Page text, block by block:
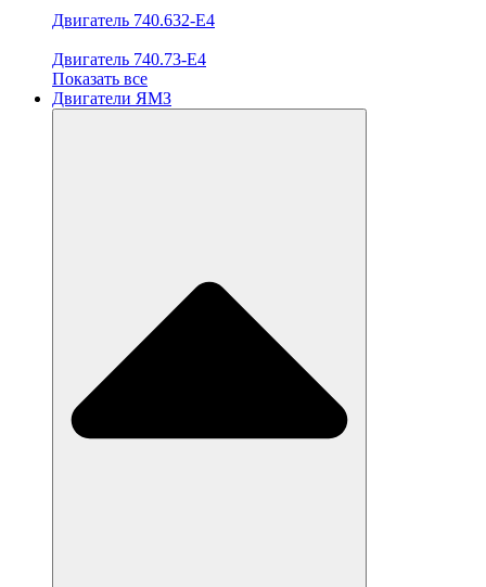
Двигатель 740.632-E4
Двигатель 740.73-E4
Показать все
Двигатели ЯМЗ